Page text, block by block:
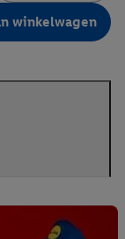
winkelwagen